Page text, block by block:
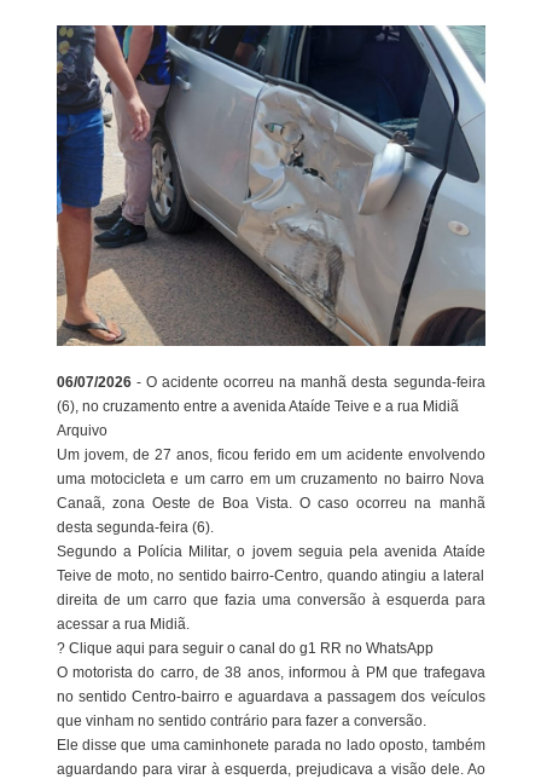
06/07/2026 - O acidente ocorreu na manhã desta segunda-feira
(6), no cruzamento entre a avenida Ataíde Teive e a rua Midiã
Arquivo
Um jovem, de 27 anos, ficou ferido em um acidente envolvendo
uma motocicleta e um carro em um cruzamento no bairro Nova
Canaã, zona Oeste de Boa Vista. O caso ocorreu na manhã
desta segunda-feira (6).
Segundo a Polícia Militar, o jovem seguia pela avenida Ataíde
Teive de moto, no sentido bairro-Centro, quando atingiu a lateral
direita de um carro que fazia uma conversão à esquerda para
acessar a rua Midiã.
? Clique aqui para seguir o canal do g1 RR no WhatsApp
O motorista do carro, de 38 anos, informou à PM que trafegava
no sentido Centro-bairro e aguardava a passagem dos veículos
que vinham no sentido contrário para fazer a conversão.
Ele disse que uma caminhonete parada no lado oposto, também
aguardando para virar à esquerda, prejudicava a visão dele. Ao